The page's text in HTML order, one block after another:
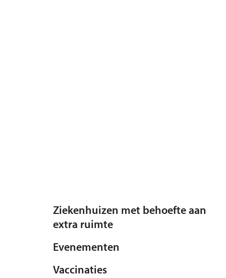
Ziekenhuizen met behoefte aan
extra ruimte
Evenementen
Vaccinaties